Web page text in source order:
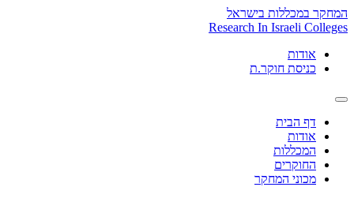
Skip
to
המחקר במכללות בישראל
Research In Israeli Colleges
אודות
כניסת חוקר.ת
דף הבית
אודות
המכללות
החוקרים
מכוני המחקר